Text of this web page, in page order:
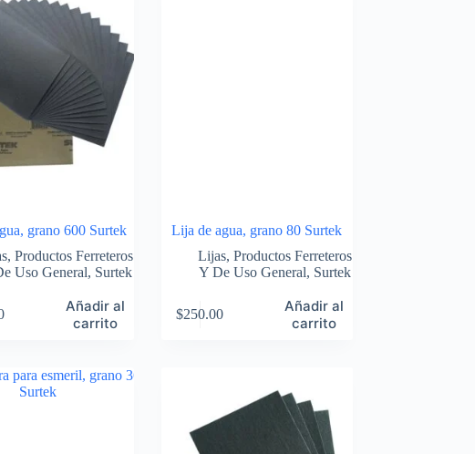
grano 600 Surtek
,Productos Ferreteros
Uso General, Surtek
Añadir al
carrito
Lija de agua, grano 80 Surtek
Lijas,Productos Ferreteros
Y De Uso General, Surtek
$250.00
Añadir al
carrito